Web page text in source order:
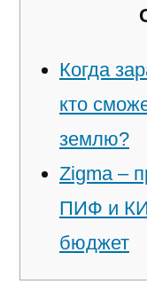
Когда
кто
землю?
Zigma –
ПИФ и
бюджет